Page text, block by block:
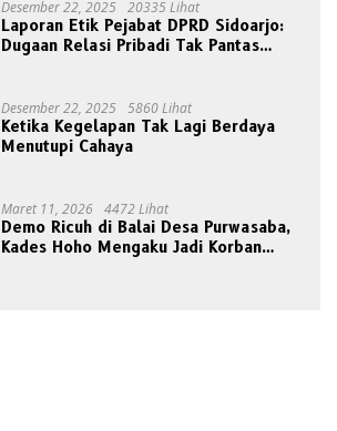
Desember 22, 2025 20335 Lihat
Laporan Etik Pejabat DPRD Sidoarjo:
Dugaan Relasi Pribadi Tak Pantas
Desember 22, 2025 5860 Lihat
Ketika Kegelapan Tak Lagi Berdaya
Menutupi Cahaya
Maret 11, 2026 4472 Lihat
Demo Ricuh di Balai Desa Purwasaba,
Kades Hoho Mengaku Jadi Korban